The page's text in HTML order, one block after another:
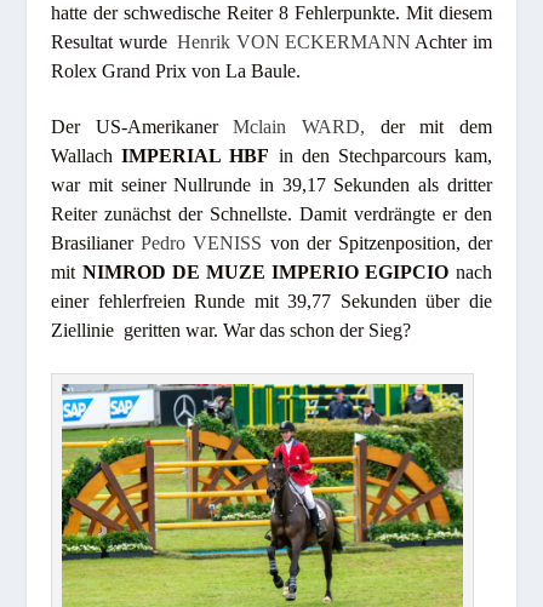
hatte der schwedische Reiter 8 Fehlerpunkte. Mit diesem
Resultat wurdeHenrik VON ECKERMANN Achter im
Rolex Grand Prix von La Baule.
Der US-AmerikanerMclain WARD, der mit dem
WallachIMPERIAL HBF in den Stechparcours kam,
war mit seiner Nullrunde in 39,17 Sekunden als dritter
Reiter zunächst der Schnellste. Damit verdrängte er den
BrasilianerPedro VENISS von der Spitzenposition, der
mit NIMROD DE MUZE IMPERIO EGIPCIO nach
einer fehlerfreien Runde mit 39,77 Sekunden über die
Ziellinie geritten war. War das schon der Sieg?